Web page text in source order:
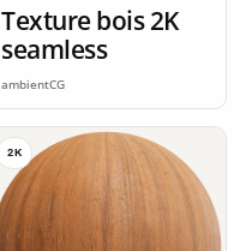
Texture bois 2K
seamless
ambientCG
2K